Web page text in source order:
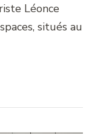
Léonce
situés au